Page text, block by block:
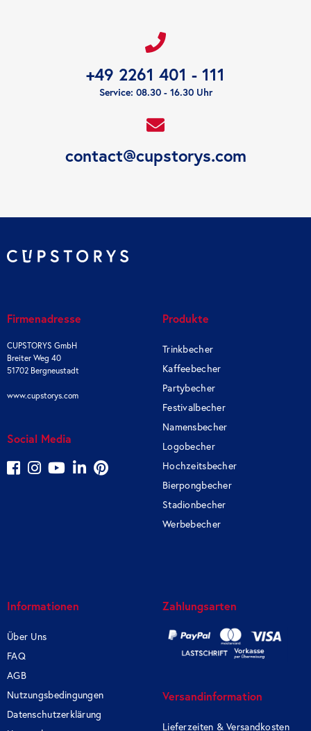
+49 2261 401 - 111
Service: 08.30 - 16.30 Uhr
contact@cupstorys.com
Firmenadresse
CUPSTORYS GmbH
Breiter Weg 40
51702 Bergneustadt
www.cupstorys.com
Social Media
Produkte
Trinkbecher
Kaffeebecher
Partybecher
Festivalbecher
Namensbecher
Logobecher
Hochzeitsbecher
Bierpongbecher
Stadionbecher
Werbebecher
Informationen
Über Uns
FAQ
AGB
Nutzungsbedingungen
Datenschutzerklärung
Zahlungsarten
Versandinformation
Lieferzeiten & Versandkosten